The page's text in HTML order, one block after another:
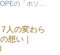
の「ホソク
一緒に楽しみま
人の変わら
想い｜